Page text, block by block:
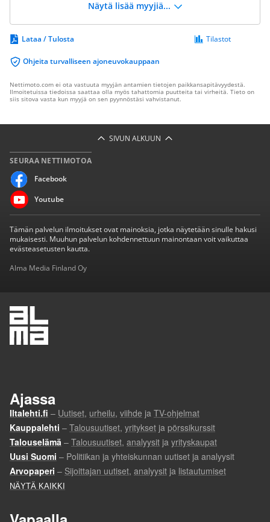
Näytä lisää myyjiä...
Lataa / Tulosta
Ohjeita turvalliseen ajoneuvokauppaan
Tilastot
Nettimoto.com ei ota vastuuta myyjän antamien tietojen paikkansapitävyydestä.
Ilmoitetuissa tiedoissa saattaa olla myös tahattomia puutteita tai virheitä. Tieto on
siis sitova vasta kun myyjä on sen pyynnöstäsi vahvistanut.
SIVUN ALKUUN
SEURAA NETTIMOTOA
Facebook
Youtube
Tämän palvelun ilmoitukset ovat mainoksia, jotka näytetään sinulle hakusi
mukaisesti. Muuhun palvelun kohdennettuun mainontaan voit vaikuttaa
evästeasetusten kautta.
Alma Media Finland Oy